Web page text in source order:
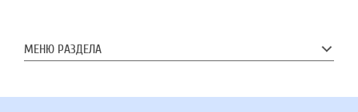
МЕНЮ РАЗДЕЛА